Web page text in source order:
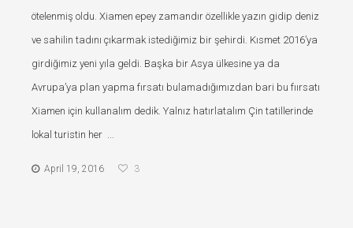
ötelenmiş oldu. Xiamen epey zamandır özellikle yazın gidip deniz
ve sahilin tadını çıkarmak istediğimiz bir şehirdi. Kısmet 2016’ya
girdiğimiz yeni yıla geldi. Başka bir Asya ülkesine ya da
Avrupa’ya plan yapma fırsatı bulamadığımızdan bari bu fıırsatı
Xiamen için kullanalım dedik. Yalnız hatırlatalım Çin tatillerinde
lokal turistin her ...
April 19, 2016 3